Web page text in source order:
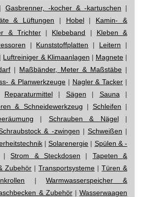
Gasbrenner, -kocher & -kartuschen |
& Lüftungen | Hobel| Kamin- &
& Trichter| Klebeband | Kleben &
| Kunststoffplatten | Leitern |
| Luftreiniger & Klimaanlagen | Magnete|
| Maßbänder, Meter & Maßstäbe |
& Planwerkzeuge | Nagler & Tacker |
Reparaturmittel| Sägen | Sauna |
& Schneidewerkzeug | Schleifen |
| Schrauben & Nägel|
& -zwingen | Schweißen |
|Solarenergie | Spülen & -
Strom & Steckdosen | Tapeten &
Zubehör | Transportsysteme | Türen &
|Warmwasserspeicher &
& Zubehör|Wasserwaagen